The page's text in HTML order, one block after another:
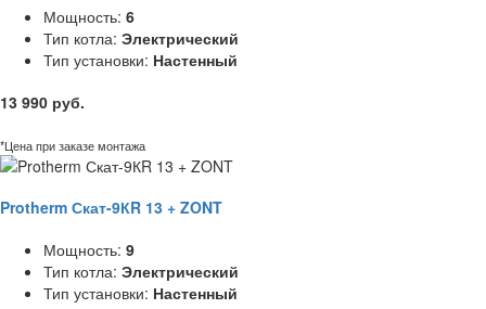
Мощность: 6
Тип котла: Электрический
Тип установки: Настенный
13 990 руб.
*Цена при заказе монтажа
Protherm Скат-9КR 13 + ZONT
Мощность: 9
Тип котла: Электрический
Тип установки: Настенный